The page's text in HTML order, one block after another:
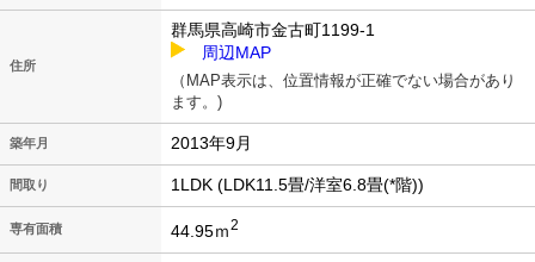
住所
群馬県高崎市金古町1199-1
周辺MAP
（MAP表示は、位置情報が正確でない場合があり
ます。)
築年月 2013年9月
間取り 1LDK (LDK11.5畳/洋室6.8畳(*階))
専有面積 44.95ｍ2